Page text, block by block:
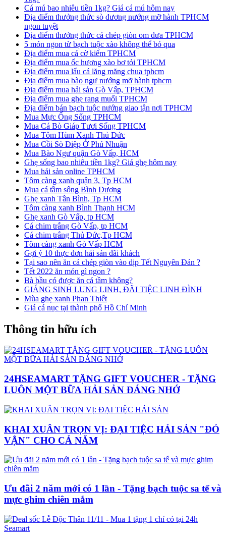
Cá mú bao nhiêu tiền 1kg? Giá cá mú hôm nay
Địa điểm thưởng thức sò dương nướng mỡ hành TPHCM
ngon tuyệt
Địa điểm thưởng thức cá chép giòn om dưa TPHCM
5 món ngon từ bạch tuộc xào không thể bỏ qua
Địa điểm mua cá cờ kiếm TPHCM
Địa điểm mua ốc hương xào bơ tỏi TPHCM
Địa điểm mua lẩu cá lăng măng chua tphcm
Địa điểm mua bào ngư nướng mỡ hành tphcm
Địa điểm mua hải sản Gò Vấp, TPHCM
Địa điểm mua ghẹ rang muối TPHCM
Địa điểm bán bạch tuộc nướng giao tận nơi TPHCM
Mua Mực Ống Sống TPHCM
Mua Cá Bò Giáp Tươi Sống TPHCM
Mua Tôm Hùm Xanh Thủ Đức
Mua Cồi Sò Điệp Ở Phú Nhuận
Mua Bào Ngư quận Gò Vấp, HCM
Ghẹ sống bao nhiêu tiền 1kg? Giá ghẹ hôm nay
Mua hải sản online TPHCM
Tôm càng xanh quận 3, Tp HCM
Mua cá tầm sống Bình Dương
Ghẹ xanh Tân Bình, Tp HCM
Tôm càng xanh Bình Thạnh HCM
Ghẹ xanh Gò Vấp, tp HCM
Cá chim trắng Gò Vấp, tp HCM
Cá chim trắng Thủ Đức,Tp HCM
Tôm càng xanh Gò Vấp HCM
Gợi ý 10 thực đơn hải sản đãi khách
Tại sao nên ăn cá chép giòn vào dịp Tết Nguyên Đán ?
Tết 2022 ăn món gì ngon ?
Bà bầu có được ăn cá tầm không?
GIÁNG SINH LUNG LINH, ĐÃI TIỆC LINH ĐÌNH
Mùa ghẹ xanh Phan Thiết
Giá cá nục tại thành phố Hồ Chí Minh
Thông tin hữu ích
24HSEAMART TẶNG GIFT VOUCHER - TẶNG
LUÔN MỘT BỮA HẢI SẢN ĐÁNG NHỚ
KHAI XUÂN TRỌN VỊ: ĐẠI TIỆC HẢI SẢN "ĐỎ
VẬN" CHO CẢ NĂM
Ưu đãi 2 năm mới có 1 lần - Tặng bạch tuộc sa tế và
mực ghim chiên mắm